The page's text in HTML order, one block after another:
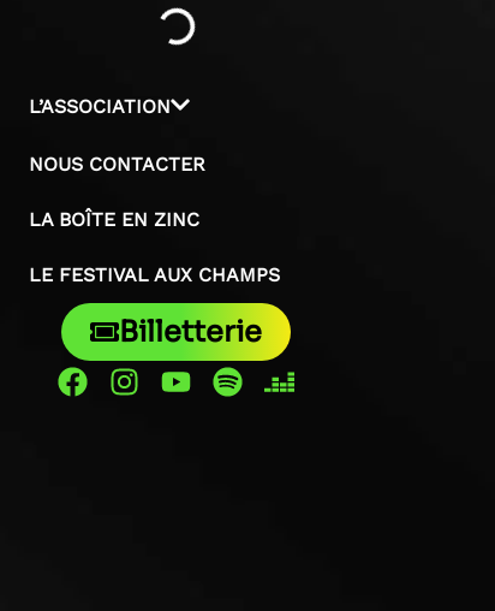
L’ASSOCIATION
NOUS CONTACTER
LA BOÎTE EN ZINC
LE FESTIVAL AUX CHAMPS
Billetterie